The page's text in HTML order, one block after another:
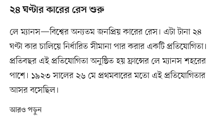
২৪ ঘণ্টার কারের রেস শুরু
লে ম্যানস—বিশ্বের অন্যতম জনপ্রিয় কারের রেস। এটা টানা ২৪
ঘণ্টা কার চালিয়ে নির্ধারিত সীমানা পার করার একটি প্রতিযোগিতা।
প্রতিবছর এই প্রতিযোগিতা অনুষ্ঠিত হয় ফ্রান্সের লে ম্যানস শহরের
পাশে। ১৯২৩ সালের ২৬ মে প্রথমবারের মতো এই প্রতিযোগিতার
আসর বসেছিল।
আরও পড়ুন